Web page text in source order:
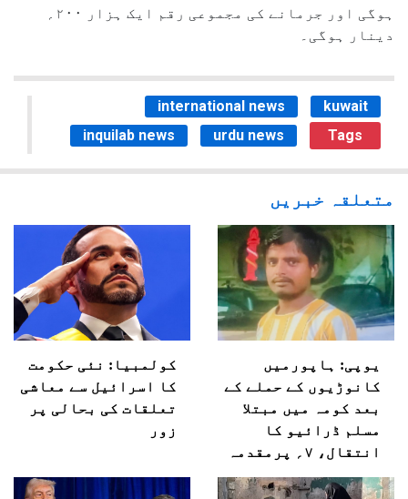
دینار ہوگی۔
international news
kuwait
inquilab news
urdu news Tags
متعلقہ خبریں
یوپی: ہاپورمیں
کانوڑیوں کے حملے کے
بعد کومہ میں مبتلا
مسلم ڈرائیو کا
انتقال، ۷؍ پرمقدمہ
کولمبیا: نئی حکومت
کا اسرائیل سے معاشی
تعلقات کی بحالی پر
زور